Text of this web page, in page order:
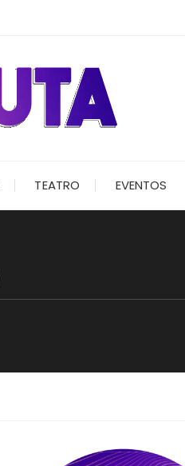
TEATRO EVENTOS